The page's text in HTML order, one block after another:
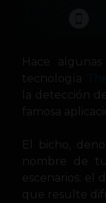
Hace
tecnología
la detección
famosa
El bicho,
nombre de
escenarios: el
que resulte